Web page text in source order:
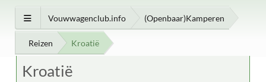
Vouwwagenclub.info (Openbaar)Kamperen
Reizen Kroatië
Kroatië